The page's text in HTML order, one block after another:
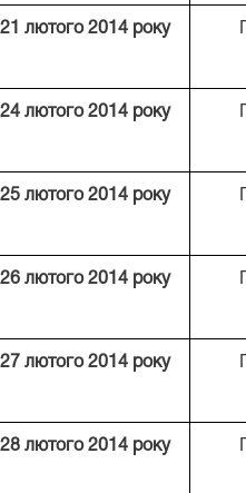
21 лютого 201 4року
24 лютого 201 4року
25 лютого 201 4року
26 лютого 201 4року
27 лютого 201 4року
28 лютого 201 4року